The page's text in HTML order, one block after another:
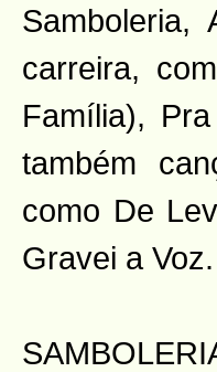
Samboleria,
carreira,
Família),
também
como De
Gravei a Voz.